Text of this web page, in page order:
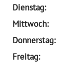
Dienstag:
Mittwoch:
Donnerstag:
Freitag: